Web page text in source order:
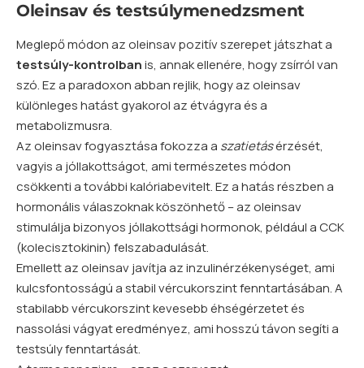
Oleinsav és testsúlymenedzsment
Meglepő módon az oleinsav pozitív szerepet játszhat a
testsúly-kontrolbanis, annak ellenére, hogy zsírról van
szó. Ez a paradoxon abban rejlik, hogy az oleinsav
különleges hatást gyakorol az étvágyra és a
metabolizmusra.
Az oleinsav fogyasztása fokozza a szatietásérzését,
vagyis a jóllakottságot, ami természetes módon
csökkenti a további kalóriabevitelt. Ez a hatás részben a
hormonális válaszoknak köszönhető – az oleinsav
stimulálja bizonyos jóllakottsági hormonok, például a CCK
(kolecisztokinin) felszabadulását.
Emellett az oleinsav javítja az inzulinérzékenységet, ami
kulcsfontosságú a stabil vércukorszint fenntartásában. A
stabilabb vércukorszint kevesebb éhségérzetet és
nassolási vágyat eredményez, ami hosszú távon segíti a
testsúly fenntartását.